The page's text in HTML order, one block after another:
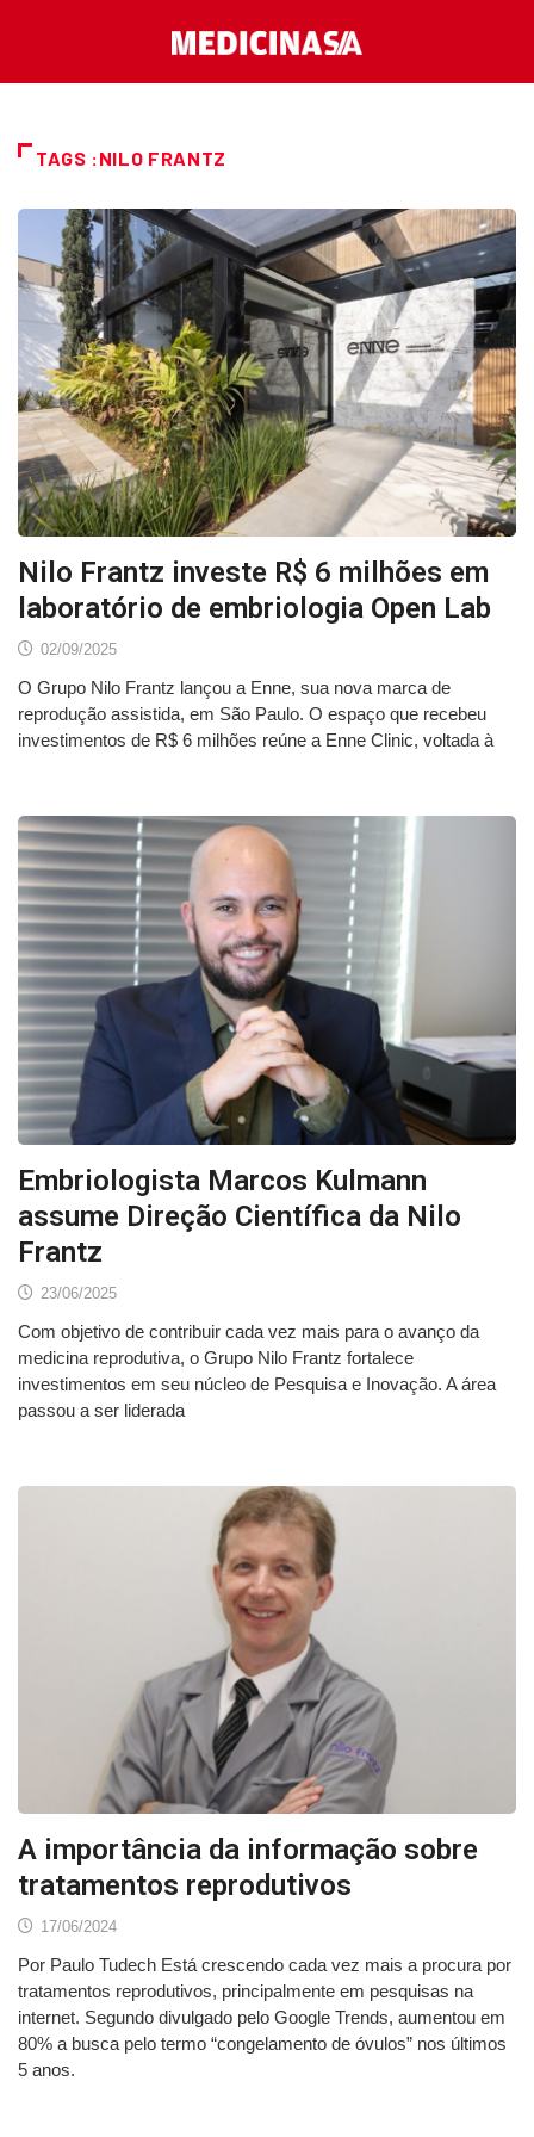
TAGS :NILO FRANTZ
Nilo Frantz investe R$ 6 milhões em
laboratório de embriologia Open Lab
02/09/2025
O Grupo Nilo Frantz lançou a Enne, sua nova marca de
reprodução assistida, em São Paulo. O espaço que recebeu
investimentos de R$ 6 milhões reúne a Enne Clinic, voltada à
Embriologista Marcos Kulmann
assume Direção Científica da Nilo
Frantz
23/06/2025
Com objetivo de contribuir cada vez mais para o avanço da
medicina reprodutiva, o Grupo Nilo Frantz fortalece
investimentos em seu núcleo de Pesquisa e Inovação. A área
passou a ser liderada
A importância da informação sobre
tratamentos reprodutivos
17/06/2024
Por Paulo Tudech Está crescendo cada vez mais a procura por
tratamentos reprodutivos, principalmente em pesquisas na
internet. Segundo divulgado pelo Google Trends, aumentou em
80% a busca pelo termo “congelamento de óvulos” nos últimos
5 anos.